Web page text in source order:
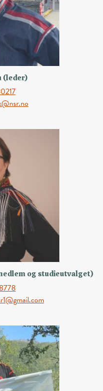
(leder)
og studieutvalget)